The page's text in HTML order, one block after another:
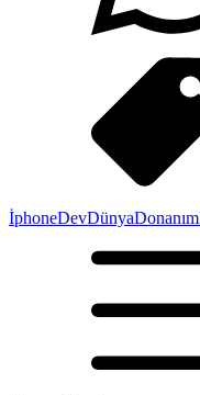
İphoneDevDünyaDonanım